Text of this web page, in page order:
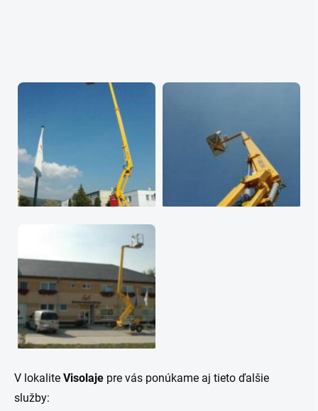
V lokalite Visolaje pre vás ponúkame aj tieto ďalšie
služby: